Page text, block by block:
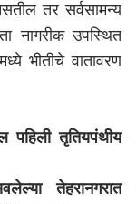
तर सर्वसामन्य
नागरीक उपस्थित
भीतीचे वातावरण
तृतियपंथीय
तेहरानगरात